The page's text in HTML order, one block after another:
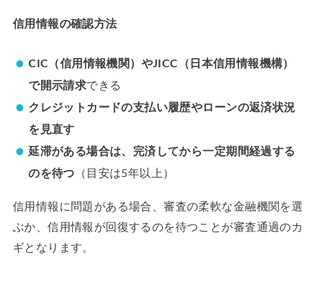
信用情報の確認方法
CIC（信用情報機関）やJICC（日本信用情報機構）
で開示請求できる
クレジットカードの支払い履歴やローンの返済状況
を見直す
延滞がある場合は、完済してから一定期間経過する
のを待つ （目安は5年以上）
信用情報に問題がある場合、審査の柔軟な金融機関を選
ぶか、信用情報が回復するのを待つことが審査通過のカ
ギとなります。